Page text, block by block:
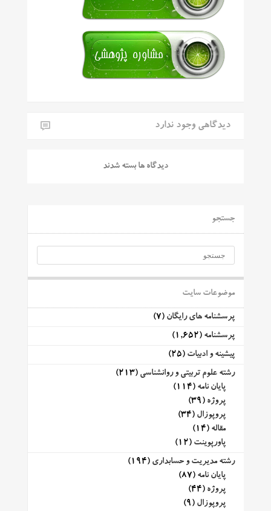
دیدگاهی وجود ندارد
دیدگاه ها بسته شدند
جستجو
موضوعات سایت
پرسشنامه های رایگان (7)
پرسشنامه (1,652)
پیشینه و ادبیات (25)
رشته علوم تربیتی و روانشناسی (213)
پایان نامه (114)
پروژه (39)
پروپوزال (34)
مقاله (14)
پاورپوینت (12)
رشته مدیریت و حسابداری (194)
پایان نامه (87)
پروژه (44)
پروپوزال (9)